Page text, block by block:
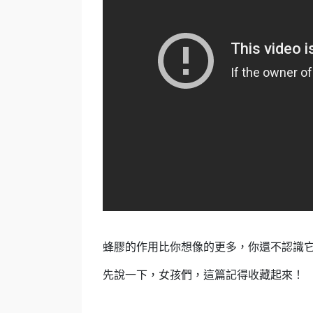
蜂膠的作用比你想像的更多，你還不認識
先說一下，女孩們，這篇記得收藏起來！